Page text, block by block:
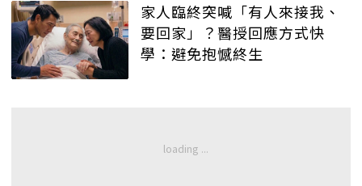
家人臨終突喊「有人來接我、
要回家」？醫授回應方式快
學：避免抱憾終生